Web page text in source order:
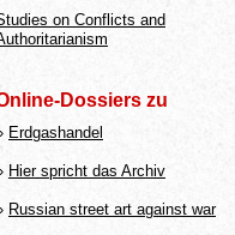
on Conflicts and
Dossiers zu
Erdgashandel
Hier spricht das Archiv
Russian street art against war